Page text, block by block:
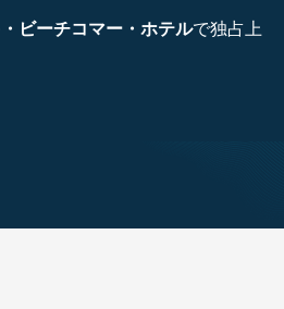
ビーチコマー・ホテルで独占上